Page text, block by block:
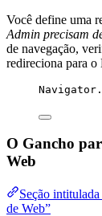
Você define uma
Admin precisam
de navegação,
redireciona para o
O Gancho
Web
Seção
de Web”